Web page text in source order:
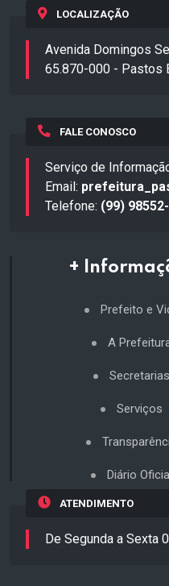
LOCALIZAÇÃO
Avenida Domingos
65.870-000 - Pastos
FALE CONOSCO
Serviço de
Email:
Telefone: (99)
+
Prefeito e
A
Secretarias
Serviços
Diário
ATENDIMENTO
De Segunda a Sexta